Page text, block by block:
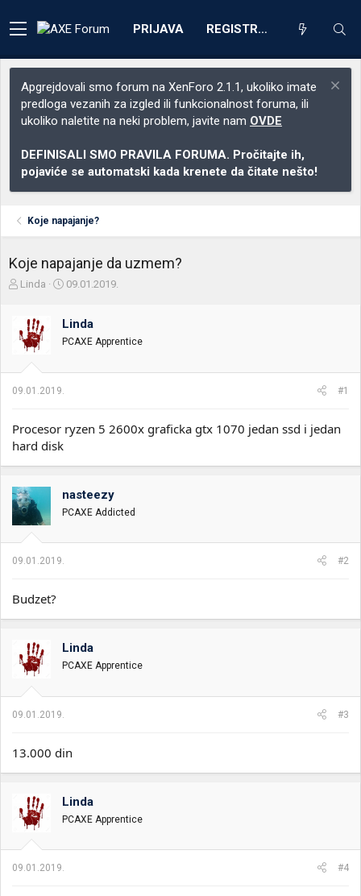
PRIJAVA REGISTRACIJA
Apgrejdovali smo forum na XenForo 2.1.1, ukoliko imate
predloga vezanih za izgled ili funkcionalnost foruma, ili
ukoliko naletite na neki problem, javite nam OVDE
DEFINISALI SMO PRAVILA FORUMA. Pročitajte ih,
pojaviće se automatski kada krenete da čitate nešto!
Koje napajanje?
Koje napajanje da uzmem?
Z
e
t
i
k
m
e
Linda
D
u
m
o
t
09.01.2019.
Linda
PCAXE Apprentice
09.01.2019. #1
Procesor ryzen 5 2600x graficka gtx 1070 jedan ssd i jedan
hard disk
nasteezy
PCAXE Addicted
09.01.2019. #2
Budzet?
Linda
PCAXE Apprentice
09.01.2019. #3
13.000 din
Linda
PCAXE Apprentice
09.01.2019. #4